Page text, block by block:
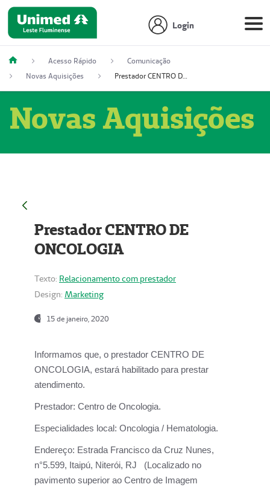
Login
Acesso Rápido
Comunicação
Novas Aquisições
Prestador CENTRO DE ONCOLOGIA
Novas Aquisições
Prestador CENTRO DE
ONCOLOGIA
Texto: Relacionamento com prestador
Design: Marketing
15 de janeiro, 2020
Informamos que, o prestador CENTRO DE
ONCOLOGIA, estará habilitado para prestar
atendimento.
Prestador: Centro de Oncologia.
Especialidades local: Oncologia / Hematologia.
Endereço: Estrada Francisco da Cruz Nunes,
n°5.599, Itaipú, Niterói, RJ (Localizado no
pavimento superior ao Centro de Imagem